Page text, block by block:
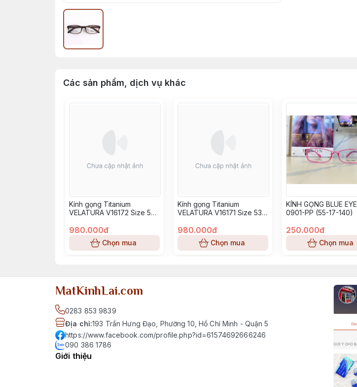
Các sản phẩm, dịch vụ khác
Kính gọng Titanium
VELATURA V16172 Size 52-
980.000đ
Chọn mua
Kính gọng Titanium
VELATURA V16171 Size 53-
980.000đ
Chọn mua
KÍNH GỌNG BLUE EYE
0901-PP (55-17-140)
250.000đ
Chọn mua
MatKinhLai.com
0283 853 9839
Địa chỉ:193 Trần Hưng Đạo, Phường 10, Hồ Chí Minh - Quận 5
https://www.facebook.com/profile.php?id=61574692666246
090 386 1786
Giới thiệu